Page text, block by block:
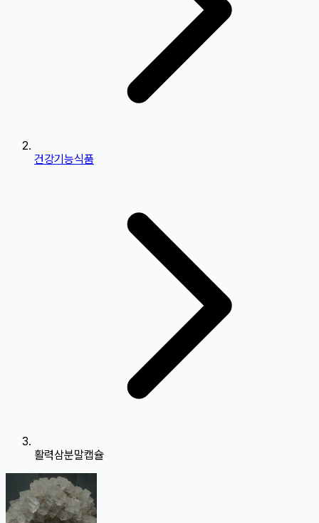
건강기능식품
활력삼분말캡슐